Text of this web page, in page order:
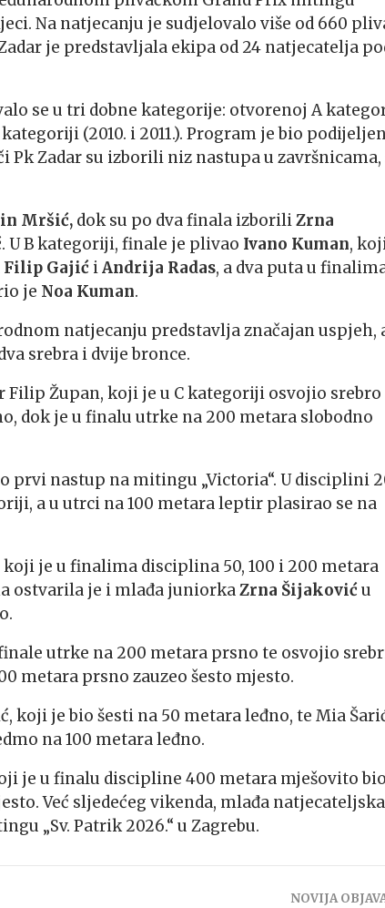
Na natjecanju je sudjelovalo više od 660
je predstavljala ekipa od 24 natjecatelja
se u tri dobne kategorije: otvorenoj A
(2010. i 2011.). Program je bio
Zadar su izborili niz nastupa u završnicama,
Mršić, dok su po dva finala izboriliZrna
. U B kategoriji, finale je plivao Ivano Kuman,
Filip Gajić iAndrija Radas, a dva puta u
je Noa Kuman.
natjecanju predstavlja značajan uspjeh,
srebra i dvije bronce.
Župan, koji je u C kategoriji osvojio srebro
dok je u finalu utrke na 200 metara slobodno
prvi nastup na mitingu „Victoria“. U disciplini
a u utrci na 100 metara leptir plasirao se na
je u finalima disciplina 50, 100 i 200 metara
ostvarila je i mlađa juniorkaZrna Šijakoviću
utrke na 200 metara prsno te osvojio
metara prsno zauzeo šesto mjesto.
je bio šesti na 50 metara leđno, te Mia
na 100 metara leđno.
je u finalu discipline 400 metara mješovito bio
Već sljedećeg vikenda, mlađa natjecateljska
„Sv. Patrik 2026.“ u Zagrebu.
NOVIJA